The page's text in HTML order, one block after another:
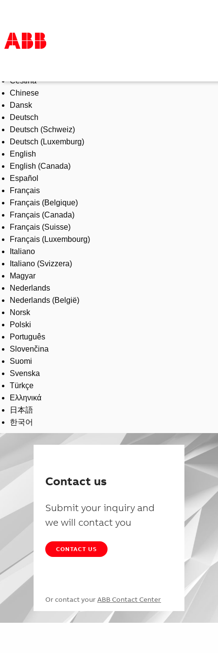
Products & Solutions
Industries
Services
About us
Where to buy
Contact us
Careers
Čeština
Chinese
Dansk
Deutsch
Deutsch (Schweiz)
Deutsch (Luxemburg)
English
English (Canada)
Español
Français
Français (Belgique)
Français (Canada)
Français (Suisse)
Français (Luxembourg)
Italiano
Italiano (Svizzera)
Magyar
Nederlands
Nederlands (België)
Norsk
Polski
Português
Slovenčina
Suomi
Svenska
Türkçe
Ελληνικά
日本語
한국어
Contact us
Submit your inquiry and
we will contact you
CONTACT US
Or contact your ABB Contact Center